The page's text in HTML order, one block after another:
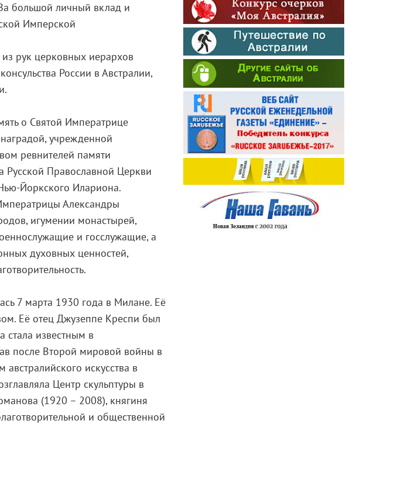
большой личный вклад и
Имперской
рук церковных иерархов
России в Австралии,
о Святой Императрице
учрежденной
ревнителей памяти
Православной Церкви
Йоркского Илариона.
Александры
игумении монастырей,
и госслужащие, а
духовных ценностей,
7 марта 1930 года в Милане. Её
Её отец Джузеппе Креспи был
стала известным в
после Второй мировой войны в
искусства в
Центр скульптуры в
(1920 – 2008), княгиня
и общественной